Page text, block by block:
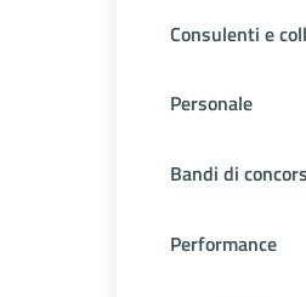
Consulenti e
Personale
Bandi di
Performance